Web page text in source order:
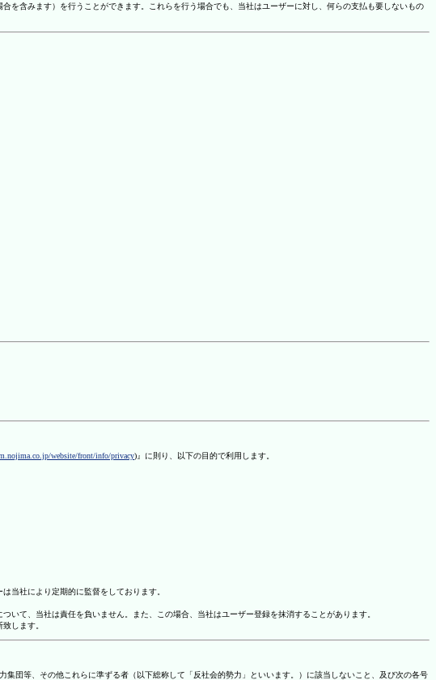
を含みます）を行うことができます。これらを行う場合でも、当社はユーザーに対し、何らの支払も要しないもの
website/front/info/privacy)』に則り、以下の目的で利用します。
当社により定期的に監督をしております。
て、当社は責任を負いません。また、この場合、当社はユーザー登録を抹消することがあります。
します。
団等、その他これらに準ずる者（以下総称して「反社会的勢力」といいます。）に該当しないこと、及び次の各号